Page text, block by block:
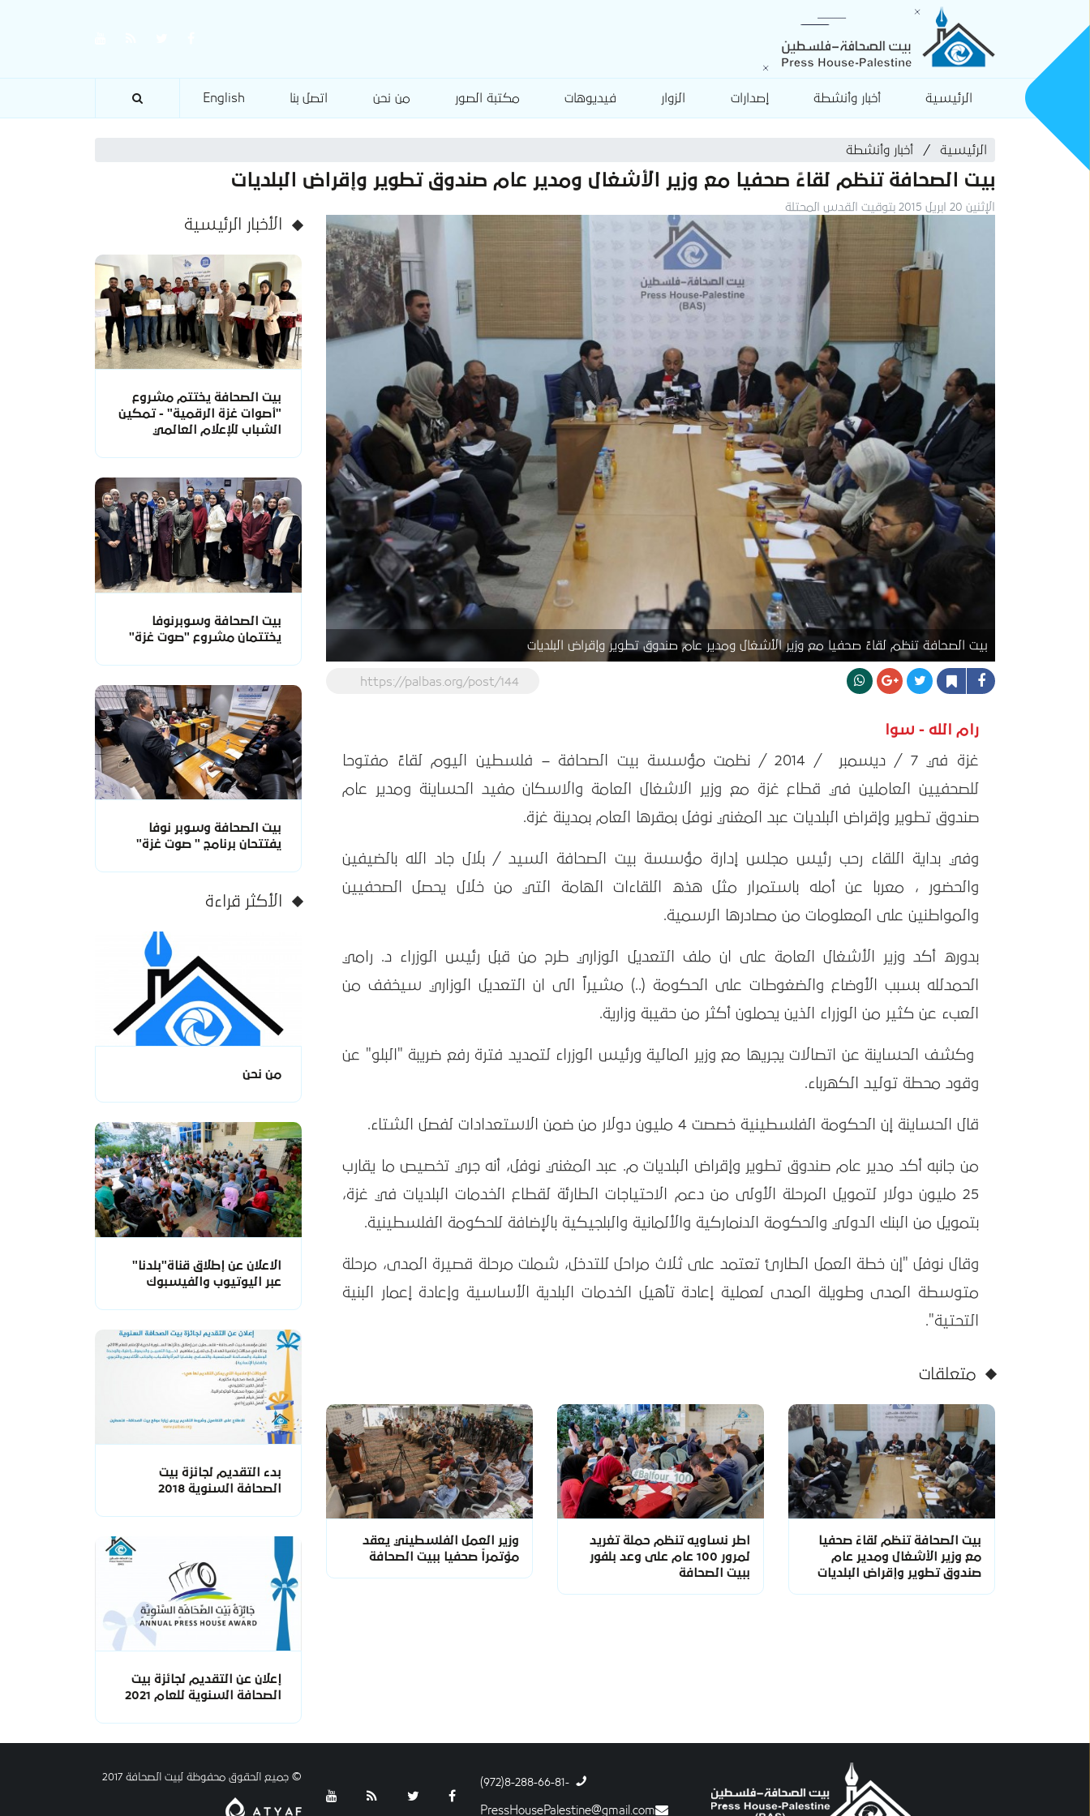
الرئيسية أخبار وأنشطة إصدارات الزوار فيديوهات مكتبة الصور من نحن اتصل بنا English
الرئيسية أخبار وأنشطة
بيت الصحافة تنظم لقاءً صحفيا مع وزير الأشغال ومدير عام صندوق تطوير وإقراض البلديات
الإثنين 20 ابريل 2015 بتوقيت القدس المحتلة
بيت الصحافة تنظم لقاءً صحفيا مع وزير الأشغال ومدير عام صندوق تطوير وإقراض البلديات
https://palbas.org/post/144
رام الله - سوا
غزة في 7 / ديسمبر / 2014 / نظمت مؤسسة بيت الصحافة – فلسطين اليوم لقاءً مفتوحا
للصحفيين العاملين في قطاع غزة مع وزير الاشغال العامة والاسكان مفيد الحساينة ومدير عام
صندوق تطوير وإقراض البلديات عبد المغني نوفل بمقرها العام بمدينة غزة.
وفي بداية اللقاء رحب رئيس مجلس إدارة مؤسسة بيت الصحافة السيد / بلال جاد الله بالضيفين
والحضور ، معربا عن أمله باستمرار مثل هذه اللقاءات الهامة التي من خلال يحصل الصحفيين
والمواطنين على المعلومات من مصادرها الرسمية.
بدوره أكد وزير الأشغال العامة على ان ملف التعديل الوزاري طرح من قبل رئيس الوزراء د. رامي
الحمدلله بسبب الأوضاع والضغوطات على الحكومة (..) مشيراً الى ان التعديل الوزاري سيخفف من
العبء عن كثير من الوزراء الذين يحملون أكثر من حقيبة وزارية.
وكشف الحساينة عن اتصالات يجريها مع وزير المالية ورئيس الوزراء لتمديد فترة رفع ضريبة "البلو" عن
وقود محطة توليد الكهرباء.
قال الحساينة إن الحكومة الفلسطينية خصصت 4 مليون دولار من ضمن الاستعدادات لفصل الشتاء.
من جانبه أكد مدير عام صندوق تطوير وإقراض البلديات م. عبد المغني نوفل، أنه جري تخصيص ما يقارب
25 مليون دولار لتمويل المرحلة الأولى من دعم الاحتياجات الطارئة لقطاع الخدمات البلديات في غزة،
بتمويل من البنك الدولي والحكومة الدنماركية والألمانية والبلجيكية بالإضافة للحكومة الفلسطينية.
وقال نوفل "إن خطة العمل الطارئ تعتمد على ثلاث مراحل للتدخل، شملت مرحلة قصيرة المدى، مرحلة
متوسطة المدى وطويلة المدى لعملية إعادة تأهيل الخدمات البلدية الأساسية وإعادة إعمار البنية
التحتية".
متعلقات
بيت الصحافة تنظم لقاءً صحفيا
مع وزير الأشغال ومدير عام
صندوق تطوير وإقراض البلديات
اطر نساويه تنظم حملة تغريد
لمرور 100 عام على وعد بلفور
ببيت الصحافة
وزير العمل الفلسطيني يعقد
مؤتمراً صحفيا ببيت الصحافة
الأخبار الرئيسية
بيت الصحافة يختتم مشروع
"أصوات غزة الرقمية" - تمكين
الشباب للإعلام العالمي
بيت الصحافة وسوبرنوفا
يختتمان مشروع "صوت غزة"
بيت الصحافة وسوبر نوفا
يفتتحان برنامج " صوت غزة"
الأكثر قراءة
من نحن
الاعلان عن إطلاق قناة"بلدنا"
عبر اليوتيوب والفيسبوك
بدء التقديم لجائزة بيت
الصحافة السنوية 2018
إعلان عن التقديم لجائزة بيت
الصحافة السنوية للعام 2021
-8-288-66-81(972)
PressHousePalestine@gmail.com
© جميع الحقوق محفوظة لبيت الصحافة 2017